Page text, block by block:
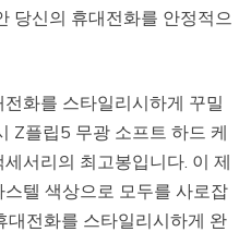
당신의 휴대전화를 안정적으
화를 스타일리시하게 꾸밀
Z플립5 무광 소프트 하드 케
서리의 최고봉입니다. 이 제
텔 색상으로 모두를 사로잡
대전화를 스타일리시하게 완